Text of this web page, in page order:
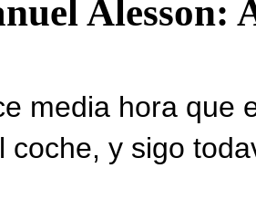
Alesson:
media hora que
coche, y sigo